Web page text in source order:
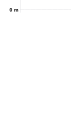
0 m